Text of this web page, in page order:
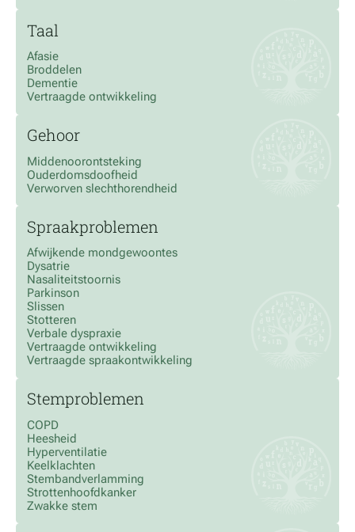
Taal
Afasie
Broddelen
Dementie
Vertraagde ontwikkeling
Gehoor
Middenoorontsteking
Ouderdomsdoofheid
Verworven slechthorendheid
Spraakproblemen
Afwijkende mondgewoontes
Dysatrie
Nasaliteitstoornis
Parkinson
Slissen
Stotteren
Verbale dyspraxie
Vertraagde ontwikkeling
Vertraagde spraakontwikkeling
Stemproblemen
COPD
Heesheid
Hyperventilatie
Keelklachten
Stembandverlamming
Strottenhoofdkanker
Zwakke stem